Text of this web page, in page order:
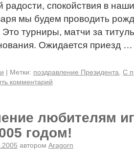
спокойствия в
мы будем проводить
турниры, матчи за
Ожидается приезд
| Метки: поздравление Президента С
комментарий
любителям
годом!
автором Aragorn